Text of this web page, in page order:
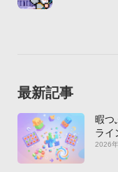
最新記事
暇つ
ライ
2026